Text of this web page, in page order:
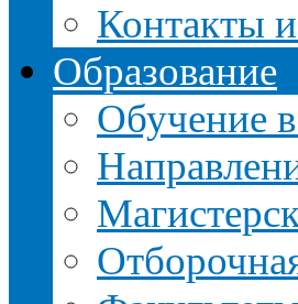
Контакты
Образование
Обучение